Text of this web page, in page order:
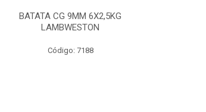
BATATA CG 9MM 6X2,5KG
LAMBWESTON
Código: 7188